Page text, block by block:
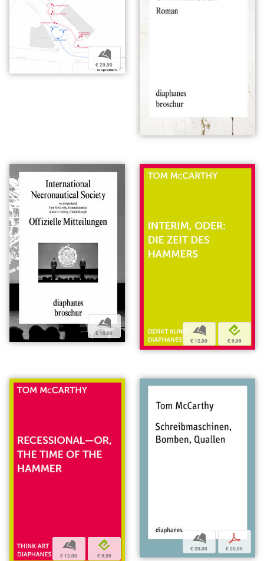
b
€ 29,90
b
€ 18,00 b
€ 12,00
e
€ 9,99
b
€ 12,00
e
€ 9,99
b
€ 20,00
p
€ 20,00